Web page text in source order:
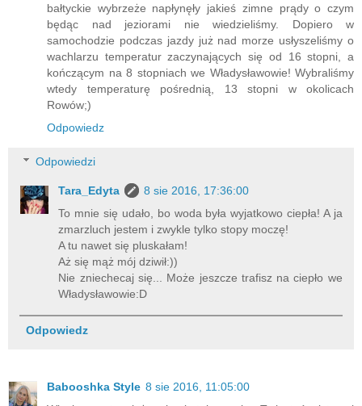
bałtyckie wybrzeże napłynęły jakieś zimne prądy o czym
będąc nad jeziorami nie wiedzieliśmy. Dopiero w
samochodzie podczas jazdy już nad morze usłyszeliśmy o
wachlarzu temperatur zaczynających się od 16 stopni, a
kończącym na 8 stopniach we Władysławowie! Wybraliśmy
wtedy temperaturę pośrednią, 13 stopni w okolicach
Rowów;)
Odpowiedz
Odpowiedzi
Tara_Edyta
8 sie 2016, 17:36:00
To mnie się udało, bo woda była wyjatkowo ciepła! A ja
zmarzluch jestem i zwykle tylko stopy moczę!
A tu nawet się pluskałam!
Aż się mąż mój dziwił:))
Nie zniechecaj się... Może jeszcze trafisz na ciepło we
Władysławowie:D
Odpowiedz
Babooshka Style 8 sie 2016, 11:05:00